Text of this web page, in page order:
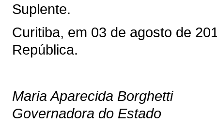
Suplente.
Curitiba, em 03 de agosto de
República.
Maria Aparecida Borghetti
Governadora do Estado